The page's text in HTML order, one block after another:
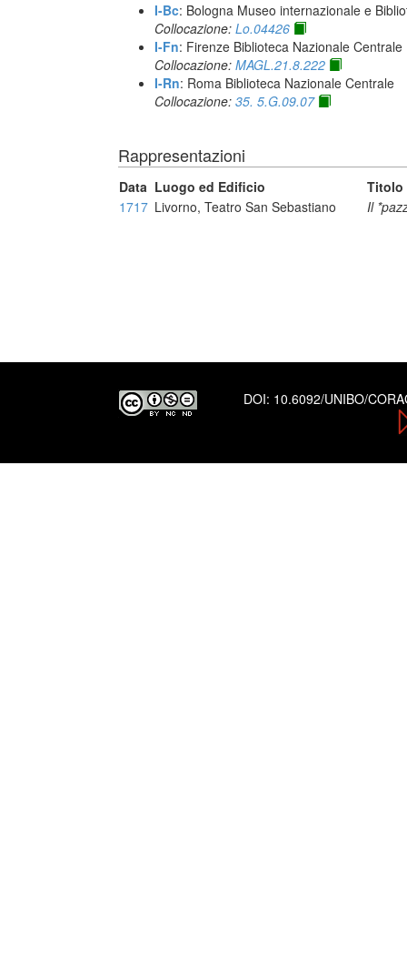
I-Bc: Bologna Museo internazionale e
Collocazione: Lo.04426
I-Fn: Firenze Biblioteca Nazionale Centrale
Collocazione: MAGL.21.8.222
I-Rn: Roma Biblioteca Nazionale Centrale
Collocazione: 35. 5.G.09.07
Rappresentazioni
Data Luogo ed Edificio
Titolo
1717 Livorno, Teatro San Sebastiano Il
DOI: 10.6092/UNIBO/